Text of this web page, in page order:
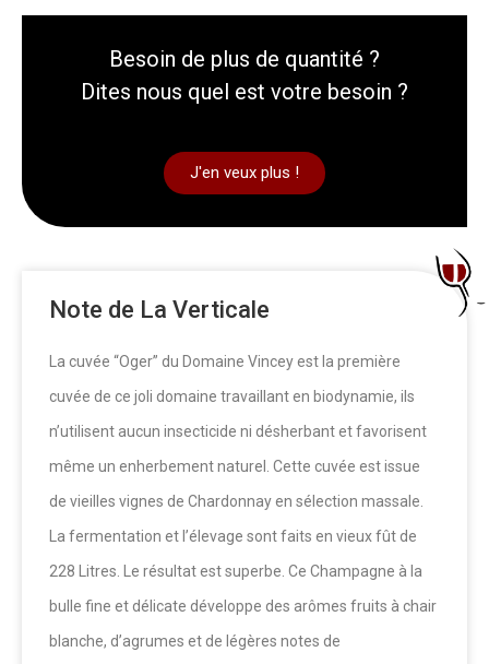
Besoin de plus de quantité ?
Dites nous quel est votre besoin ?
J'en veux plus !
Note de La Verticale
La cuvée “Oger” du Domaine Vincey est la première
cuvée de ce joli domaine travaillant en biodynamie, ils
n’utilisent aucun insecticide ni désherbant et favorisent
même un enherbement naturel. Cette cuvée est issue
de vieilles vignes de Chardonnay en sélection massale.
La fermentation et l’élevage sont faits en vieux fût de
228 Litres. Le résultat est superbe. Ce Champagne à la
bulle fine et délicate développe des arômes fruits à chair
blanche, d’agrumes et de légères notes de